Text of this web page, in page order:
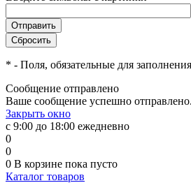
* - Поля, обязательные для заполнения
Сообщение отправлено
Ваше сообщение успешно
Закрыть окно
с 9:00 до 18:00 ежедневно
0
0
0 В корзине пока пусто
Каталог товаров